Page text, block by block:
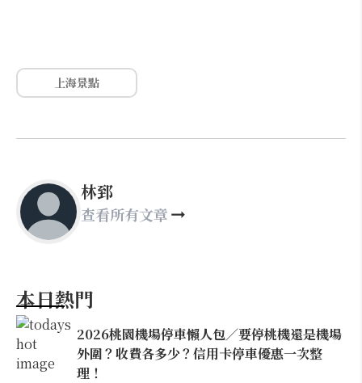
上海景點
林郅
查看所有文章
本日熱門
2026桃園機場停車懶人包／要停桃機還是機場
外圍？收費各多少？信用卡停車優惠一次整
理！